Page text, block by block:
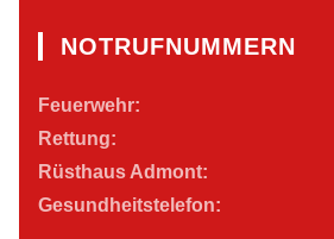
NOTRUFNUMMERN
Feuerwehr:
Rettung:
Rüsthaus Admont:
Gesundheitstelefon: